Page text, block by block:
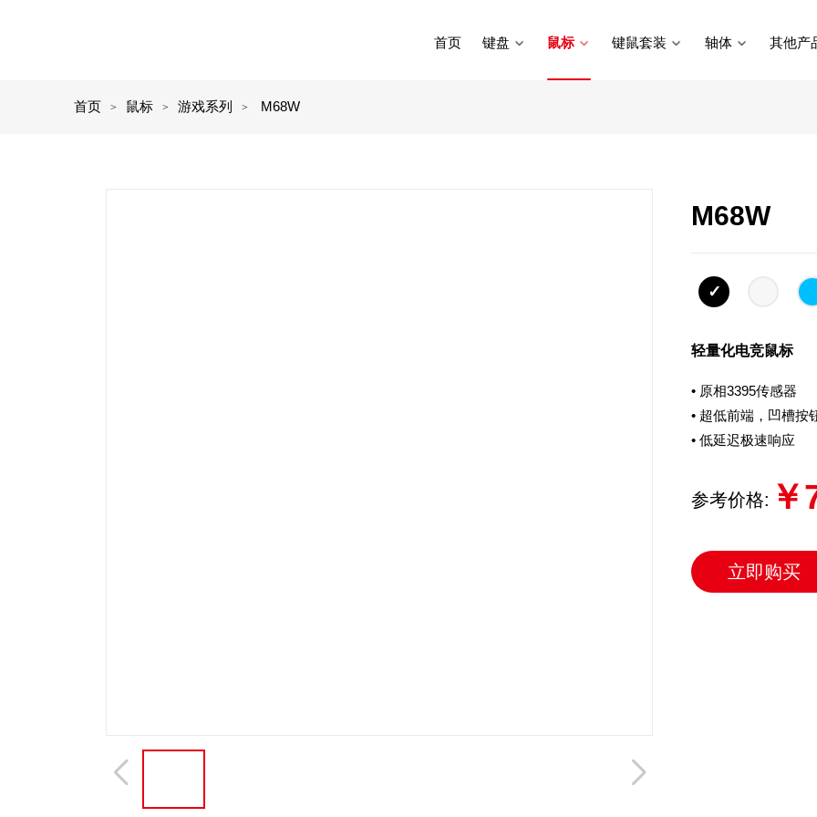
首页 键盘 鼠标 键鼠套装 轴体 其他产
首页 > 鼠标 > 游戏系列 > M68W
M68W
轻量化电竞鼠标
• 原相3395传感器
• 超低前端，凹槽按
• 低延迟极速响应
参考价格: ￥
立即购买